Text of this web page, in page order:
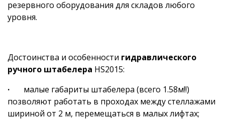
резервного оборудования для складов любого
уровня.
Достоинства и особенности гидравлического
ручного штабелера HS2015:
·
малые габариты штабелера (всего 1.58м!!)
позволяют работать в проходах между стеллажами
шириной от 2 м, перемещаться в малых лифтах;